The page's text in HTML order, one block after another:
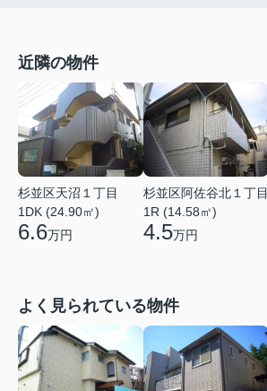
近隣の物件
杉並区天沼１丁目
1DK (24.90㎡)
6.6万円
杉並区阿佐谷北１丁目
1R (14.58㎡)
4.5万円
よく見られている物件